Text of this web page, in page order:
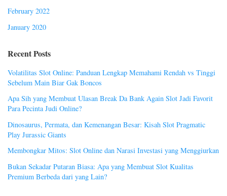
February 2022
January 2020
Recent Posts
Volatilitas Slot Online: Panduan Lengkap Memahami Rendah vs Tinggi
Sebelum Main Biar Gak Boncos
Apa Sih yang Membuat Ulasan Break Da Bank Again Slot Jadi Favorit
Para Pecinta Judi Online?
Dinosaurus, Permata, dan Kemenangan Besar: Kisah Slot Pragmatic
Play Jurassic Giants
Membongkar Mitos: Slot Online dan Narasi Investasi yang Menggiurkan
Bukan Sekadar Putaran Biasa: Apa yang Membuat Slot Kualitas
Premium Berbeda dari yang Lain?